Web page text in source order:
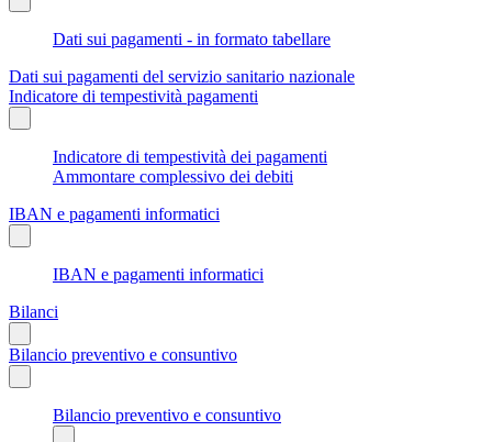
Dati sui pagamenti - in formato tabellare
Dati sui pagamenti del servizio sanitario nazionale
Indicatore di tempestività pagamenti
Indicatore di tempestività dei pagamenti
Ammontare complessivo dei debiti
IBAN e pagamenti informatici
IBAN e pagamenti informatici
Bilanci
Bilancio preventivo e consuntivo
Bilancio preventivo e consuntivo